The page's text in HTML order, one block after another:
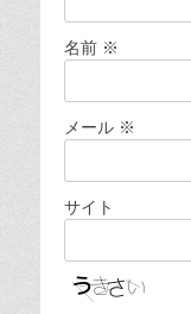
名前 ※
メール ※
サイト